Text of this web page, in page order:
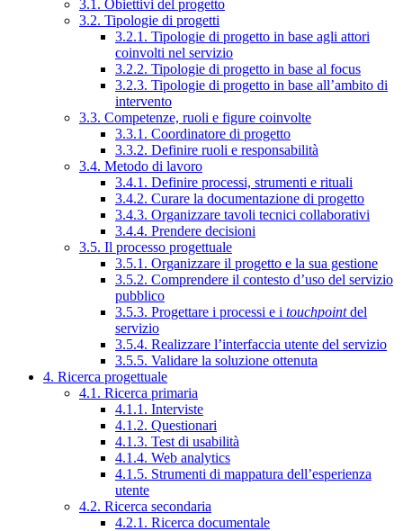
3.1. Obiettivi del progetto
3.2. Tipologie di progetti
3.2.1. Tipologie di progetto in base agli attori
coinvolti nel servizio
3.2.2. Tipologie di progetto in base al focus
3.2.3. Tipologie di progetto in base all’ambito di
intervento
3.3. Competenze, ruoli e figure coinvolte
3.3.1. Coordinatore di progetto
3.3.2. Definire ruoli e responsabilità
3.4. Metodo di lavoro
3.4.1. Definire processi, strumenti e rituali
3.4.2. Curare la documentazione di progetto
3.4.3. Organizzare tavoli tecnici collaborativi
3.4.4. Prendere decisioni
3.5. Il processo progettuale
3.5.1. Organizzare il progetto e la sua gestione
3.5.2. Comprendere il contesto d’uso del servizio
pubblico
3.5.3. Progettare i processi e i touchpointdel
servizio
3.5.4. Realizzare l’interfaccia utente del servizio
3.5.5. Validare la soluzione ottenuta
4. Ricerca progettuale
4.1. Ricerca primaria
4.1.1. Interviste
4.1.2. Questionari
4.1.3. Test di usabilità
4.1.4. Web analytics
4.1.5. Strumenti di mappatura dell’esperienza
utente
4.2. Ricerca secondaria
4.2.1. Ricerca documentale